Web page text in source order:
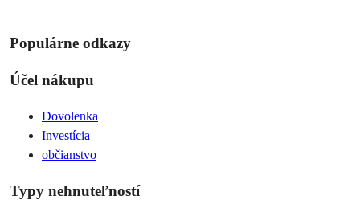
Populárne odkazy
Účel nákupu
Dovolenka
Investícia
občianstvo
Typy nehnuteľností